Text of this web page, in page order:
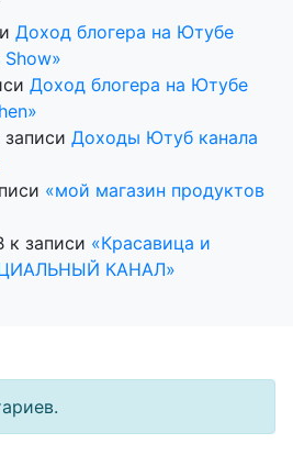
Доход блогера на Ютубе
Show»
Доход блогера на Ютубе
записи Доходы Ютуб канала
«мой магазин продуктов
к записи «Красавица и
КАНАЛ»